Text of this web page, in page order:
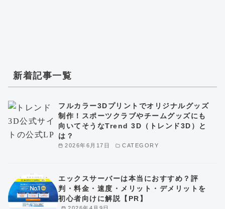
新着記事一覧
2026年6月17日 CATEGORY
フルカラー3Dプリントでオリジナルグッズ
制作！スポーツクラブやチームグッズにも
向いてそうなTrend 3D（トレンド3D）と
は？
エックスサーバーは本当におすすめ？評
判・料金・速度・メリット・デメリットを
初心者向けに解説【PR】